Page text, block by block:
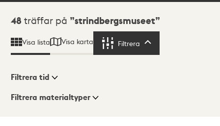
Sökresultat
48 träffar på strindbergsmuseet
Visa lista Visa karta Filtrera
Visningsläge
Filtrera tid
Filtrera materialtyper